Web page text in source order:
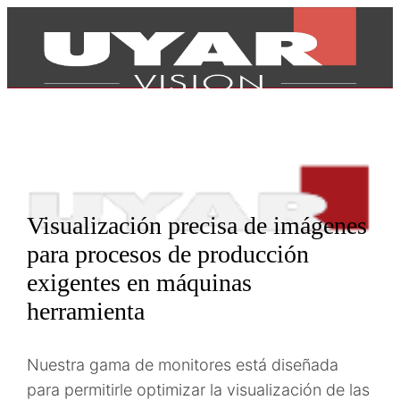
Productos
Visualización precisa de imágenes
para procesos de producción
exigentes en máquinas
herramienta
Nuestra gama de monitores está diseñada
para permitirle optimizar la visualización de las